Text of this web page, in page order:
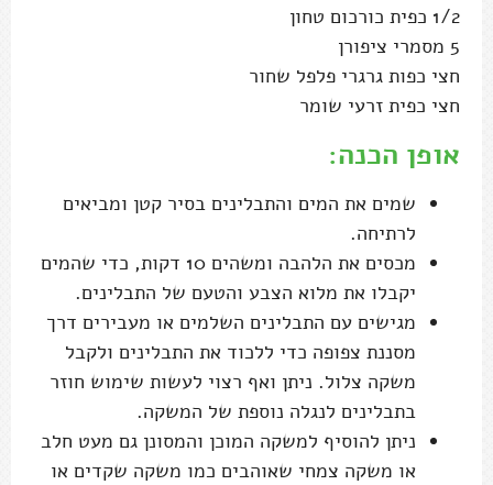
1/2 כפית כורכום טחון
5 מסמרי ציפורן
חצי כפות גרגרי פלפל שחור
חצי כפית זרעי שומר
אופן הכנה:
שמים את המים והתבלינים בסיר קטן ומביאים
לרתיחה.
מכסים את הלהבה ומשהים 10 דקות, כדי שהמים
יקבלו את מלוא הצבע והטעם של התבלינים.
מגישים עם התבלינים השלמים או מעבירים דרך
מסננת צפופה כדי ללכוד את התבלינים ולקבל
משקה צלול. ניתן ואף רצוי לעשות שימוש חוזר
בתבלינים לנגלה נוספת של המשקה.
ניתן להוסיף למשקה המוכן והמסונן גם מעט חלב
או משקה צמחי שאוהבים כמו משקה שקדים או